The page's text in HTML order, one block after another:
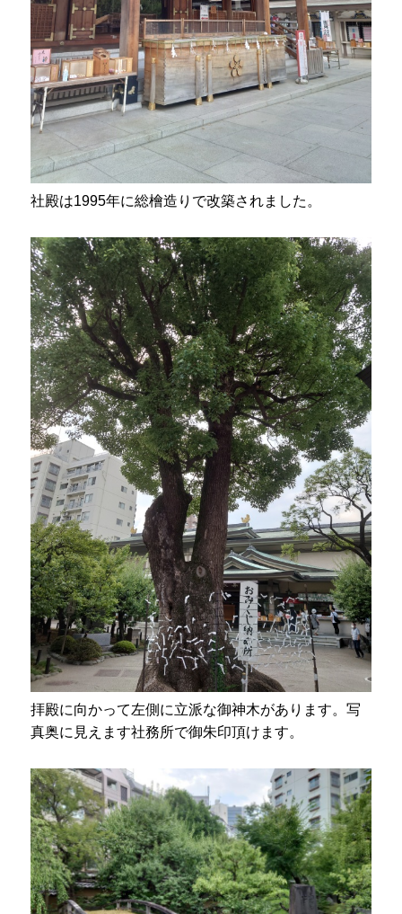
社殿は1995年に総檜造りで改築されました。
拝殿に向かって左側に立派な御神木があります。写
真奥に見えます社務所で御朱印頂けます。